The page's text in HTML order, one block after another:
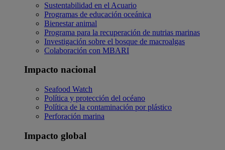
Sustentabilidad en el Acuario
Programas de educación oceánica
Bienestar animal
Programa para la recuperación de nutrias marinas
Investigación sobre el bosque de macroalgas
Colaboración con MBARI
Impacto nacional
Seafood Watch
Política y protección del océano
Política de la contaminación por plástico
Perforación marina
Impacto global